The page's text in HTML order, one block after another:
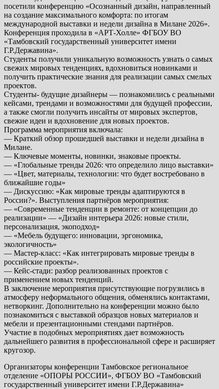
посетили конференцию «Осознанный дизайн, направленный
на создание максимального комфорта: по итогам
международной выставки и недели дизайна в Милане 2026».
Конференция проходила в «АРТ-Холле» ФГБОУ ВО
«Тамбовский государственный университет имени
Г.Р.Державина».
Студенты получили уникальную возможность узнать о самых
свежих мировых тенденциях, вдохновиться новинками и
получить практические знания для реализации самых смелых
проектов.
Студенты- будущие дизайнеры — познакомились с реальными
кейсами, трендами и возможностями для будущей профессии,
а также смогли получить инсайты от мировых экспертов,
свежие идеи и вдохновение для новых проектов.
Программа мероприятия включала:
— Краткий обзор прошедшей выставки и недели дизайна в
Милане.
— Ключевые моменты, новинки, знаковые проекты.
— «Глобальные тренды 2026: что определило лицо выставки»
— «Цвет, материалы, технологии: что будет востребовано в
ближайшие годы»
— Дискуссию: «Как мировые тренды адаптируются в
России?». Выступления партнёров мероприятия:
— «Современные тенденции в ремонте: от концепции до
реализации» — «Дизайн интерьера 2026: новые стили,
персонализация, экоподход»
— «Мебель будущего: инновации, эргономика,
экологичность»
— Мастер-класс: «Как интегрировать мировые тренды в
российские проекты».
— Кейс-стади: разбор реализованных проектов с
применением новых тенденций.
В заключение мероприятия присутствующие погрузились в
атмосферу неформального общения, обменялись контактами,
нетворкинг. Дополнительно на конференции можно было
познакомиться с выставкой образцов новых материалов и
мебели и презентационными стендами партнёров.
Участие в подобных мероприятиях дает возможность
дальнейшего развития в профессиональной сфере и расширяет
кругозор.
Организаторы конференции Тамбовское региональное
отделение «ОПОРЫ РОССИИ», ФГБОУ ВО «Тамбовский
государственный университет имени Г.Р.Державина»